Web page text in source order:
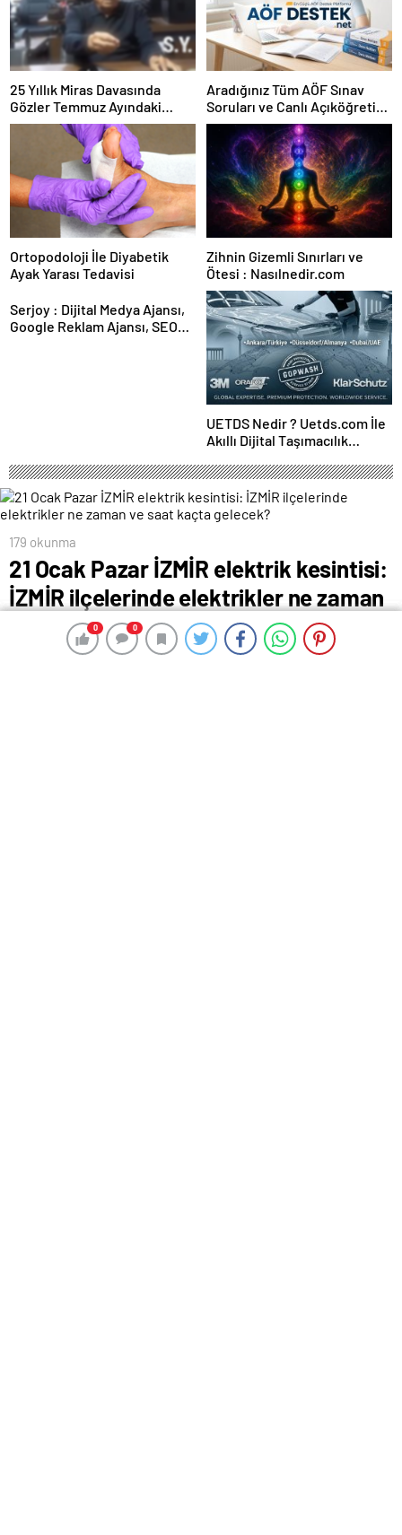
0 0
0 0
25 Yıllık Miras Davasında
Gözler Temmuz Ayındaki
Karar Duruşmasına Çevrildi
Aradığınız Tüm AÖF Sınav
Soruları ve Canlı Açıköğretim
Forumu Burada
Ortopodoloji İle Diyabetik
Ayak Yarası Tedavisi
Zihnin Gizemli Sınırları ve
Ötesi : Nasılnedir.com
Serjoy : Dijital Medya Ajansı,
Google Reklam Ajansı, SEO
UETDS Nedir ? Uetds.com İle
Akıllı Dijital Taşımacılık
179 okunma
21 Ocak Pazar İZMİR elektrik kesintisi:
İZMİR ilçelerinde elektrikler ne zaman
ve saat kaçta gelecek?
News 21 Ocak 2024 00:45
0 0